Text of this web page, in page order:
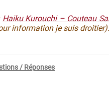
Haiku Kurouchi – Couteau
information je suis droitier).
/ Réponses